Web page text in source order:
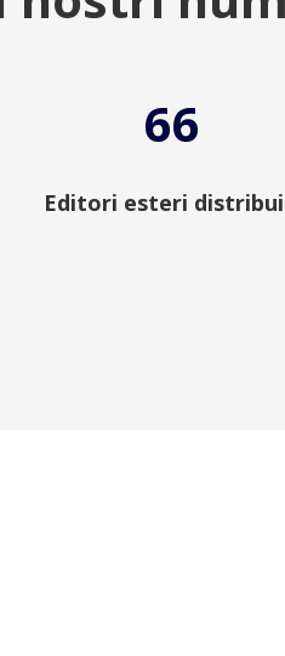
66
Editori esteri